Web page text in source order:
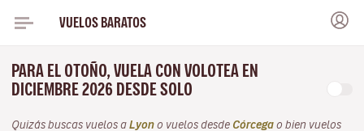
VUELOS BARATOS
PARA EL OTOÑO, VUELA CON VOLOTEA EN
DICIEMBRE 2026 DESDE SOLO
Quizás buscas vuelos a Lyon o vuelos desde Córcega o bien vuelos